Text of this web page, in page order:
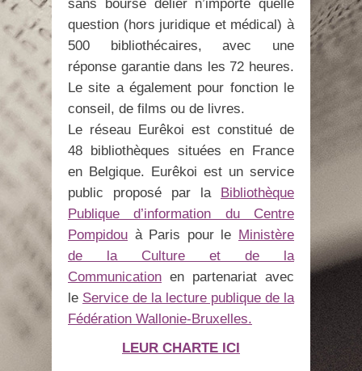
sans bourse délier n’importe quelle
question (hors juridique et médical) à
500 bibliothécaires, avec une
réponse garantie dans les 72 heures.
Le site a également pour fonction le
conseil, de films ou de livres.
Le réseau Eurêkoi est constitué de
48 bibliothèques situées en France
en Belgique. Eurêkoi est un service
public proposé par la Bibliothèque
Publique d’information du Centre
Pompidou à Paris pour le Ministère
de la Culture et de la
Communication en partenariat avec
le Service de la lecture publique de la
Fédération Wallonie-Bruxelles.
LEUR CHARTE ICI